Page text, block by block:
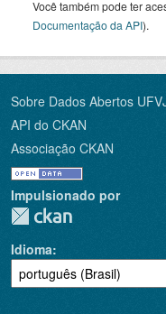
Você também pode ter
Documentação da API).
Sobre Dados Abertos
API do CKAN
Associação CKAN
Impulsionado por
Idioma